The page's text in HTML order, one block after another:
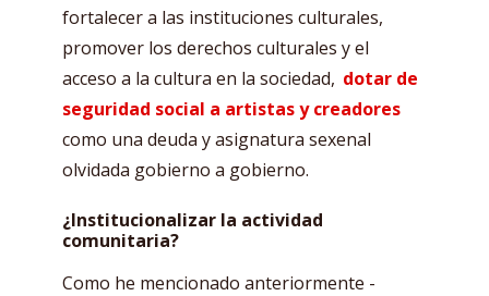
fortalecer a las instituciones culturales,
promover los derechos culturales y el
acceso a la cultura en la sociedad, dotar de
seguridad social a artistas y creadores
como una deuda y asignatura sexenal
olvidada gobierno a gobierno.
¿Institucionalizar la actividad
comunitaria?
Como he mencionado anteriormente -